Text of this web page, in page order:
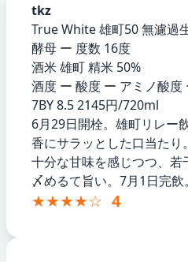
tkz
True White 雄町50 無濾過
酵母 ー 度数 16度
酒米 雄町 精米 50%
酒度 ー 酸度 ー アミノ酸度
7BY 8.5 2145円/720ml
6月29日開栓。雄町リレー
香にサラッとした口当た
十分な甘味を感じつつ、
〆めるて旨い。7月1日完飲。
★★★★☆ 4